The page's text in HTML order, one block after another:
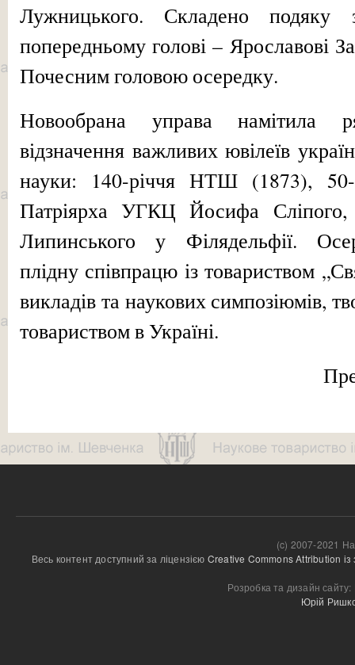
Лужницького. Складено подяку
попередньому голові – Яросла­вові
Почесним головою осередку.
Новообрана управа намітила
відзначення важливих ювілеїв
науки: 140-річчя НТШ (1873),
Патріярха УГКЦ Йосифа Сліпого,
Липинського у Філядельфії.
плідну співпрацю із товариством
викладів та наукових симпозіюмів,
товариством в Україні.
(c) 2007-2021
Весь контент доступний за ліцензією Creative Commons Attribution
Розробка та дизайн сайту:
Юрій